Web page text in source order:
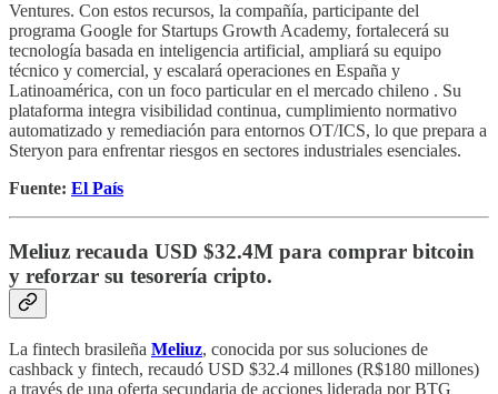
Ventures. Con estos recursos, la compañía, participante del
programa Google for Startups Growth Academy, fortalecerá su
tecnología basada en inteligencia artificial, ampliará su equipo
técnico y comercial, y escalará operaciones en España y
Latinoamérica, con un foco particular en el mercado chileno . Su
plataforma integra visibilidad continua, cumplimiento normativo
automatizado y remediación para entornos OT/ICS, lo que prepara a
Steryon para enfrentar riesgos en sectores industriales esenciales.
Fuente: El País
Meliuz recauda USD $32.4M para comprar bitcoin
y reforzar su tesorería cripto.
La fintech brasileña Meliuz, conocida por sus soluciones de
cashback y fintech, recaudó USD $32.4 millones (R$180 millones)
a través de una oferta secundaria de acciones liderada por BTG